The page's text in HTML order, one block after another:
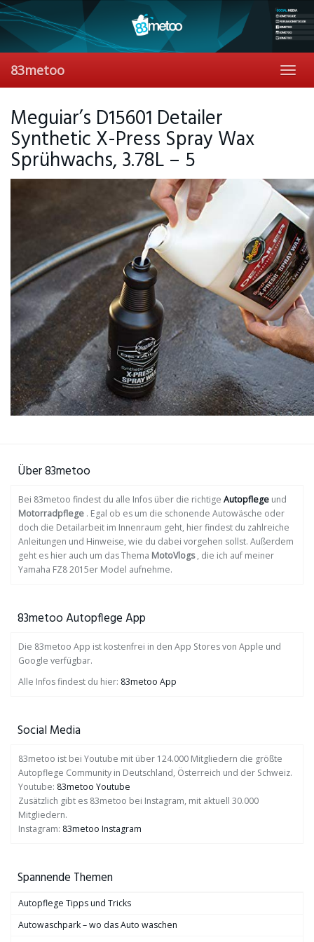
Skip
to
content
83metoo
Meguiar’s D15601 Detailer
Synthetic X-Press Spray Wax
Sprühwachs, 3.78L – 5
Über 83metoo
Bei 83metoo findest du alle Infos über die richtige Autopflege und
Motorradpflege . Egal ob es um die schonende Autowäsche oder
doch die Detailarbeit im Innenraum geht, hier findest du zahlreiche
Anleitungen und Hinweise, wie du dabei vorgehen sollst. Außerdem
geht es hier auch um das Thema MotoVlogs, die ich auf meiner
Yamaha FZ8 2015er Model aufnehme.
83metoo Autopflege App
Die 83metoo App ist kostenfrei in den App Stores von Apple und
Google verfügbar.
Alle Infos findest du hier: 83metoo App
Social Media
83metoo ist bei Youtube mit über 124.000 Mitgliedern die größte
Autopflege Community in Deutschland, Österreich und der Schweiz.
Youtube: 83metoo Youtube
Zusätzlich gibt es 83metoo bei Instagram, mit aktuell 30.000
Mitgliedern.
Instagram: 83metoo Instagram
Spannende Themen
Autopflege Tipps und Tricks
Autowaschpark – wo das Auto waschen